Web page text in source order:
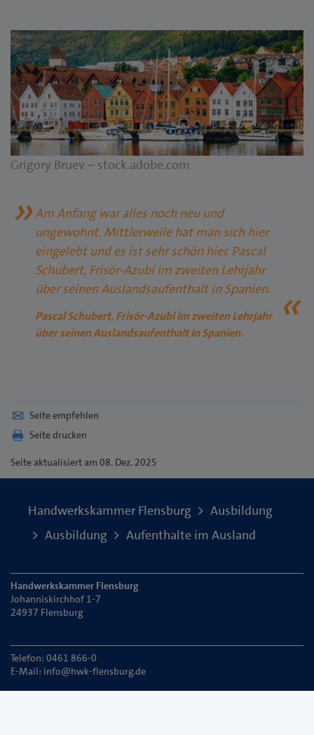
Grigory Bruev – stock.adobe.com
Am Anfang war alles noch neu und
ungewohnt. Mittlerweile hat man sich hier
eingelebt und es ist sehr schön hier. Pascal
Schubert, Frisör-Azubi im zweiten Lehrjahr
über seinen Auslandsaufenthalt in Spanien.
Pascal Schubert, Frisör-Azubi im zweiten Lehrjahr
über seinen Auslandsaufenthalt in Spanien.
Seite empfehlen
Seite drucken
Seiteaktualisiert am 08. Dez. 2025
Handwerkskammer Flensburg
Ausbildung
Ausbildung
Aufenthalte im Ausland
Handwerkskammer Flensburg
Johanniskirchhof 1-7
24937 Flensburg
Telefon: 0461 866-0
E-Mail: info@hwk-flensburg.de